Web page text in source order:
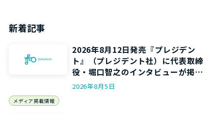
新着記事
2026年8月12日発売『プレジデン
ト』（プレジデント社）に代表取締
役・堀口智之のインタビューが掲載
されます
2026年8月5日
メディア掲載情報